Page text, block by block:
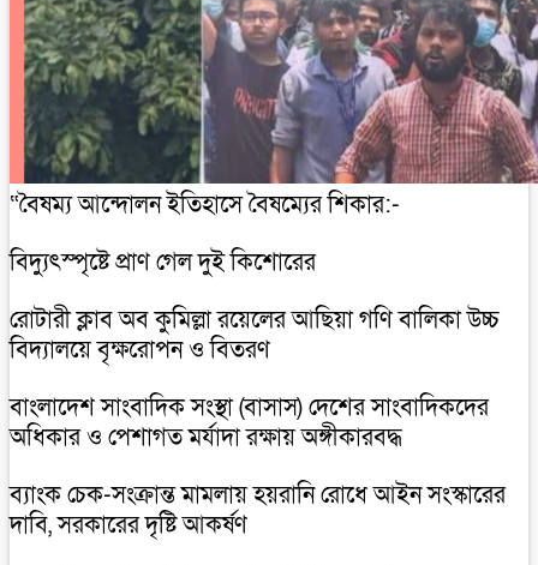
“বৈষম্য আন্দোলন ইতিহাসে বৈষম্যের শিকার:-
বিদ্যুৎস্পৃষ্টে প্রাণ গেল দুই কিশোরের
রোটারী ক্লাব অব কুমিল্লা রয়েলের আছিয়া গণি বালিকা উচ্চ
বিদ্যালয়ে বৃক্ষরোপন ও বিতরণ
বাংলাদেশ সাংবাদিক সংস্থা (বাসাস) দেশের সাংবাদিকদের
অধিকার ও পেশাগত মর্যাদা রক্ষায় অঙ্গীকারবদ্ধ
ব্যাংক চেক-সংক্রান্ত মামলায় হয়রানি রোধে আইন সংস্কারের
দাবি, সরকারের দৃষ্টি আকর্ষণ